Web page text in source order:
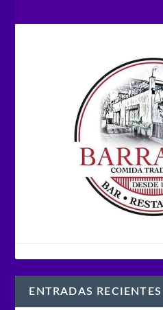
ENTRADAS RECIENTES